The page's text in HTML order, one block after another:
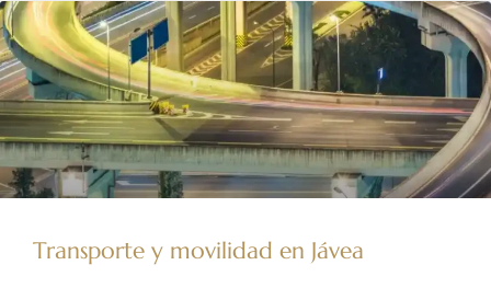
Transporte y movilidad en Jávea